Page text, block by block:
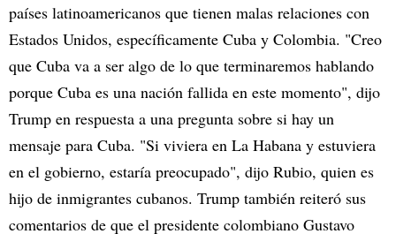
países latinoamericanos que tienen malas relaciones con
Estados Unidos, específicamente Cuba y Colombia. "Creo
que Cuba va a ser algo de lo que terminaremos hablando
porque Cuba es una nación fallida en este momento", dijo
Trump en respuesta a una pregunta sobre si hay un
mensaje para Cuba. "Si viviera en La Habana y estuviera
en el gobierno, estaría preocupado", dijo Rubio, quien es
hijo de inmigrantes cubanos. Trump también reiteró sus
comentarios de que el presidente colombiano Gustavo